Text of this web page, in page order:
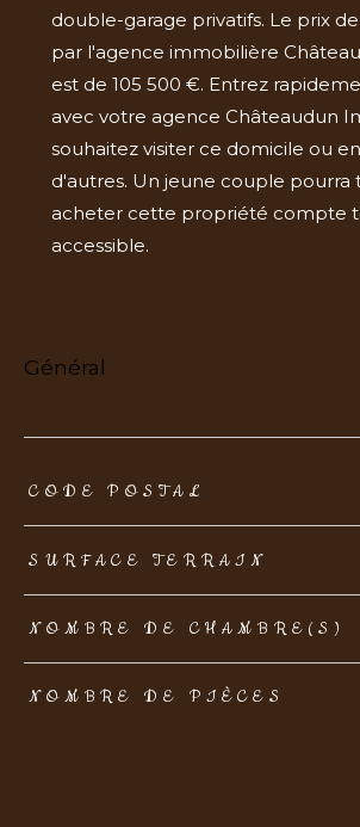
double-garage privatifs. Le prix
par l'agence immobilière
est de 105 500 €. Entrez
avec votre agence Châteaudun
souhaitez visiter ce domicile ou
d'autres. Un jeune couple pourra
acheter cette propriété compte
accessible.
général
TRAD_ZEPHYR_Caracteristique
CODE POSTAL
SURFACE TERRAIN
NOMBRE DE CHAMBRE(S)
NOMBRE DE PIÈCES